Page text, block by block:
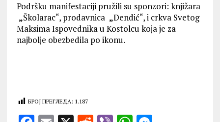
Podršku manifestaciji pružili su sponzori: knjižara
„Školarac“, prodavnica „Dendić“, i crkva Svetog
Maksima Ispovednika u Kostolcu koja je za
najbolje obezbedila po ikonu.
БРОЈ ПРЕГЛЕДА: 1.187